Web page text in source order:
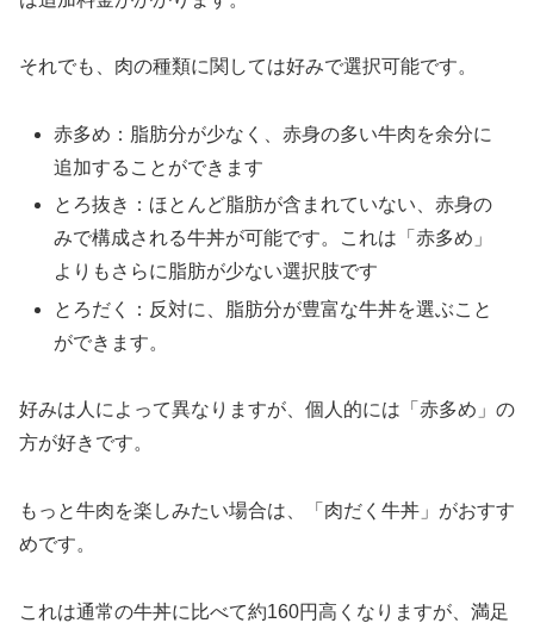
それでも、肉の種類に関しては好みで選択可能です。
赤多め：脂肪分が少なく、赤身の多い牛肉を余分に
追加することができます
とろ抜き：ほとんど脂肪が含まれていない、赤身の
みで構成される牛丼が可能です。これは「赤多め」
よりもさらに脂肪が少ない選択肢です
とろだく：反対に、脂肪分が豊富な牛丼を選ぶこと
ができます。
好みは人によって異なりますが、個人的には「赤多め」の
方が好きです。
もっと牛肉を楽しみたい場合は、「肉だく牛丼」がおすす
めです。
これは通常の牛丼に比べて約160円高くなりますが、満足